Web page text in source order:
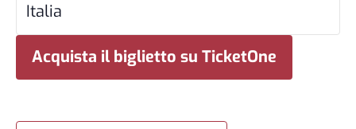
Italia
Acquista il biglietto su TicketOne